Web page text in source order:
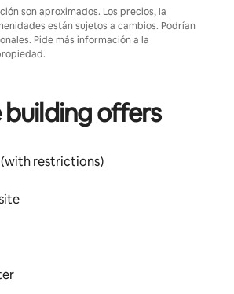
son aproximados. Los precios, la
están sujetos a cambios. Podrían
Pide más información a la
offers
restrictions)